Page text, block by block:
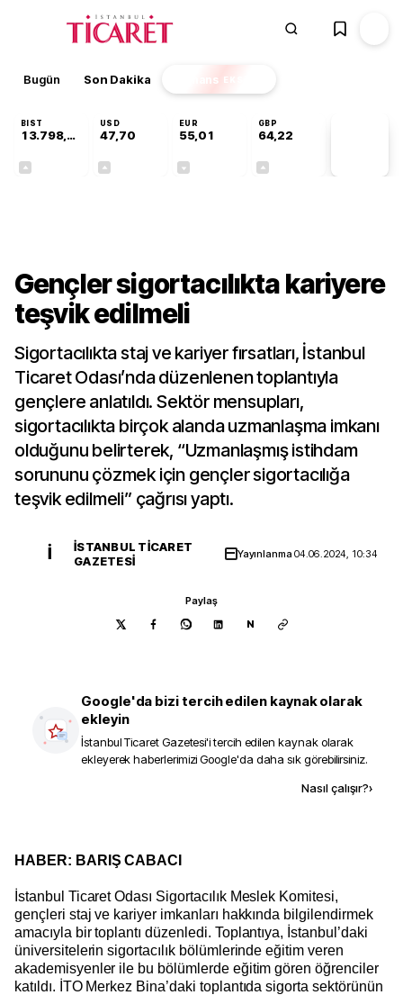
Bugün Son Dakika Finans EKSTRA
BIST
13.798,82
USD
47,70
EUR
55,01
GBP
64,22
Gençler sigortacılıkta kariyere
teşvik edilmeli
Sigortacılıkta staj ve kariyer fırsatları, İstanbul
Ticaret Odası’nda düzenlenen toplantıyla
gençlere anlatıldı. Sektör mensupları,
sigortacılıkta birçok alanda uzmanlaşma imkanı
olduğunu belirterek, “Uzmanlaşmış istihdam
sorununu çözmek için gençler sigortacılığa
teşvik edilmeli” çağrısı yaptı.
İ
İSTANBUL TICARET
GAZETESI
Yayınlanma04.06.2024, 10:34
Paylaş
N
Google'da bizi tercih edilen kaynak olarak
ekleyin
İstanbul Ticaret Gazetesi'i tercih edilen kaynak olarak
ekleyerek haberlerimizi Google'da daha sık görebilirsiniz.
Nasıl çalışır?›
HABER: BARIŞ CABACI
İstanbul Ticaret Odası Sigortacılık Meslek Komitesi,
gençleri staj ve kariyer imkanları hakkında bilgilendirmek
amacıyla bir toplantı düzenledi. Toplantıya, İstanbul’daki
üniversitelerin sigortacılık bölümlerinde eğitim veren
akademisyenler ile bu bölümlerde eğitim gören öğrenciler
katıldı. İTO Merkez Bina’daki toplantıda sigorta sektörünün